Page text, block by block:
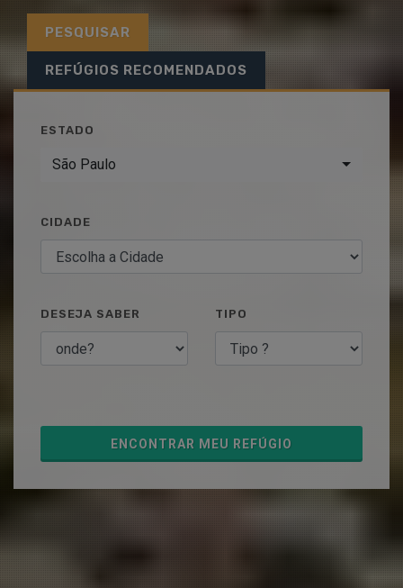
PESQUISAR
REFÚGIOS RECOMENDADOS
ESTADO
São Paulo
CIDADE
DESEJA SABER TIPO